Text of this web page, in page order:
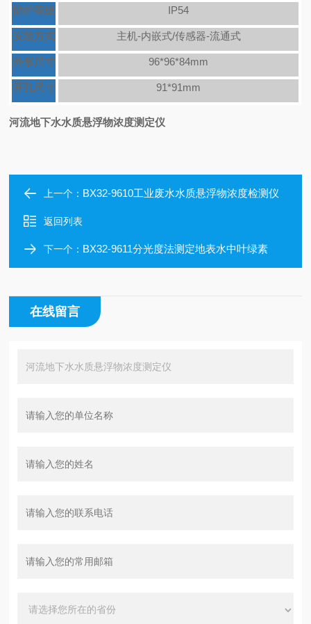
防护等级 IP54
安装方式 主机-内嵌式/传感器-流通式
外形尺寸 96*96*84mm
开孔尺寸 91*91mm
河流地下水水质悬浮物浓度测定仪
上一个： BX32-9610工业废水水质悬浮物浓度检测仪
返回列表
下一个： BX32-9611分光度法测定地表水中叶绿素
在线留言